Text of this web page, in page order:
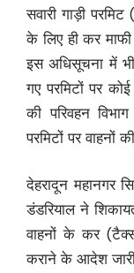
सवारी गाड़ी
के लिए ही कर माफी
इस अधिसूचना में
गए परमिटों पर
की परिवहन
परमिटों पर वाहनों
देहरादून महानगर
डंडरियाल ने
वाहनों के कर
कराने के आदेश